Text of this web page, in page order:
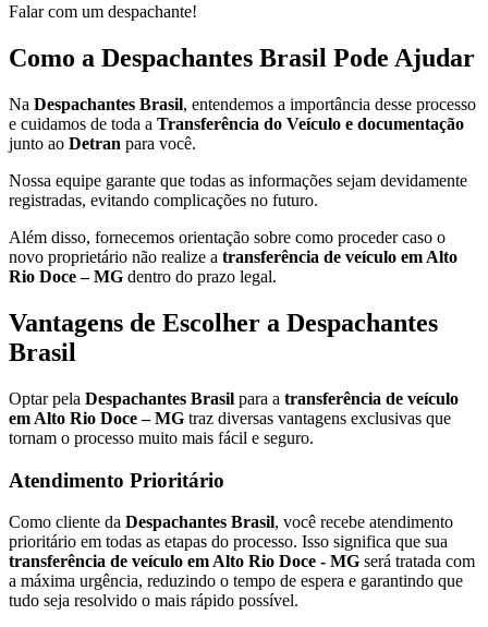
Falar com um despachante!
Como a Despachantes Brasil Pode Ajudar
Na Despachantes Brasil, entendemos a importância desse processo
e cuidamos de toda a Transferência do Veículo e documentação
junto ao Detran para você.
Nossa equipe garante que todas as informações sejam devidamente
registradas, evitando complicações no futuro.
Além disso, fornecemos orientação sobre como proceder caso o
novo proprietário não realize a transferência de veículo em Alto
Rio Doce – MG dentro do prazo legal.
Vantagens de Escolher a Despachantes
Brasil
Optar pela Despachantes Brasil para a transferência de veículo
em Alto Rio Doce – MG traz diversas vantagens exclusivas que
tornam o processo muito mais fácil e seguro.
Atendimento Prioritário
Como cliente da Despachantes Brasil, você recebe atendimento
prioritário em todas as etapas do processo. Isso significa que sua
transferência de veículo em Alto Rio Doce - MG será tratada com
a máxima urgência, reduzindo o tempo de espera e garantindo que
tudo seja resolvido o mais rápido possível.